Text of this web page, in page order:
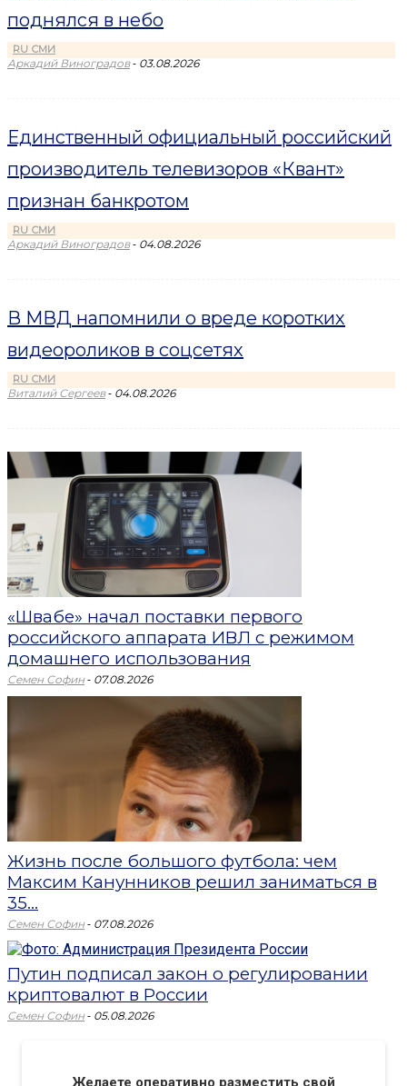
поднялся в небо
RU СМИ
Аркадий Виноградов - 03.08.2026
Единственный официальный российский
производитель телевизоров «Квант»
признан банкротом
RU СМИ
Аркадий Виноградов - 04.08.2026
В МВД напомнили о вреде коротких
видеороликов в соцсетях
RU СМИ
Виталий Сергеев - 04.08.2026
«Швабе» начал поставки первого
российского аппарата ИВЛ с режимом
домашнего использования
Семен Софин - 07.08.2026
Жизнь после большого футбола: чем
Максим Канунников решил заниматься в
35...
Семен Софин - 07.08.2026
Путин подписал закон о регулировании
криптовалют в России
Семен Софин - 05.08.2026
Желаете оперативно разместить свой